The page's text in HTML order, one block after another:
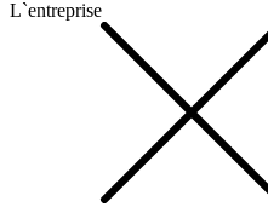
L`entreprise